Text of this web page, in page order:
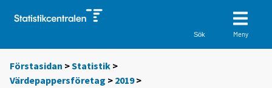
Sök Meny
Förstasidan >Statistik >
Värdepappersföretag > 2019>